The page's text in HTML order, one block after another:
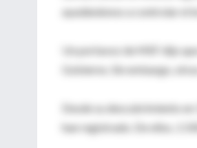
ayudándonos a controlar el
Un portavoz de MSF dijo
Gobierno. Sin embargo,
Desde su descubrimiento
han registrado. De ellos,